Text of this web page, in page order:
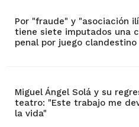
Por "fraude" y "asociación
tiene siete imputados una
penal por juego clandestino
Miguel Ángel Solá y su
teatro: "Este trabajo me
la vida"